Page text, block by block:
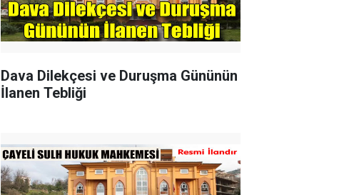
Dava Dilekçesi ve Duruşma Gününün
İlanen Tebliği